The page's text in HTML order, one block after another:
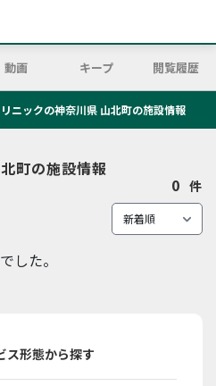
動画 キープ 閲覧履歴
ニックの神奈川県 山北町の施設情報
町の施設情報
0 件
した。
ス形態から探す